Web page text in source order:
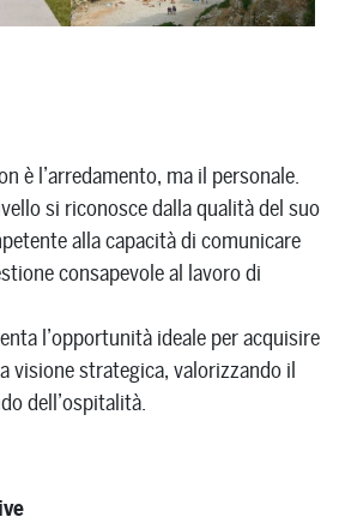
è l’arredamento, ma il personale.
si riconosce dalla qualità del suo
alla capacità di comunicare
consapevole al lavoro di
l’opportunità ideale per acquisire
visione strategica, valorizzando il
dell’ospitalità.